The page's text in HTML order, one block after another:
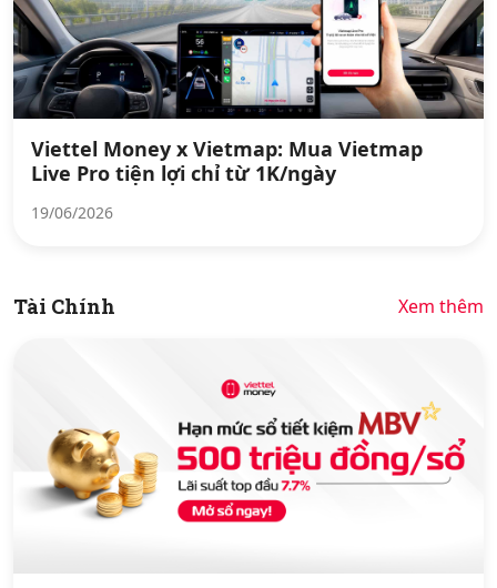
Viettel Money x Vietmap: Mua Vietmap
Live Pro tiện lợi chỉ từ 1K/ngày
19/06/2026
Tài Chính Xem thêm